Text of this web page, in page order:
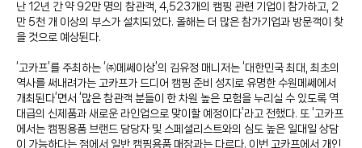
난 12년 간 약 92만 명의 참관객, 4,523개의 캠핑 관련 기업이 참가하고, 2
만 5천 개 이상의 부스가 설치되었다. 올해는 더 많은 참가기업과 방문객이 찾
을 것으로 예상된다.
‘고카프’를 주최하는 ‘㈜메쎄이상’의 김유정 매니저는 ‘대한민국 최대, 최초의
역사를 써내려가는 고카프가 드디어 캠핑 준비 성지로 유명한 수원메쎄에서
개최된다’면서 ‘많은 참관객 분들이 한 차원 높은 모험을 누리실 수 있도록 역
대급의 신제품과 새로운 라인업으로 맞이할 예정이다’라고 전했다. 또 ‘고카프
에서는 캠핑용품 브랜드 담당자 및 스페셜리스트와의 심도 높은 일대일 상담
이 가능하다는 점에서 일반 캠핑용품 매장과는 다르다. 이번 고카프에서 개인